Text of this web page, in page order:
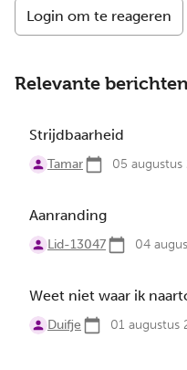
Login om te reageren
Relevante
Strijdbaarheid
Tamar 05 augustus
Aanranding
Lid-13047 04
Weet niet waar ik
Duifje 01 augustus